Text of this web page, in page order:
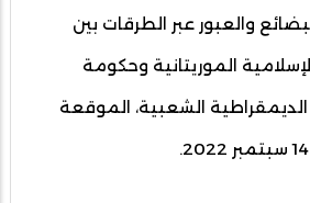
والعبور عبر الطرقات بين
الموريتانية وحكومة
الديمقراطية الشعبية، الموقعة